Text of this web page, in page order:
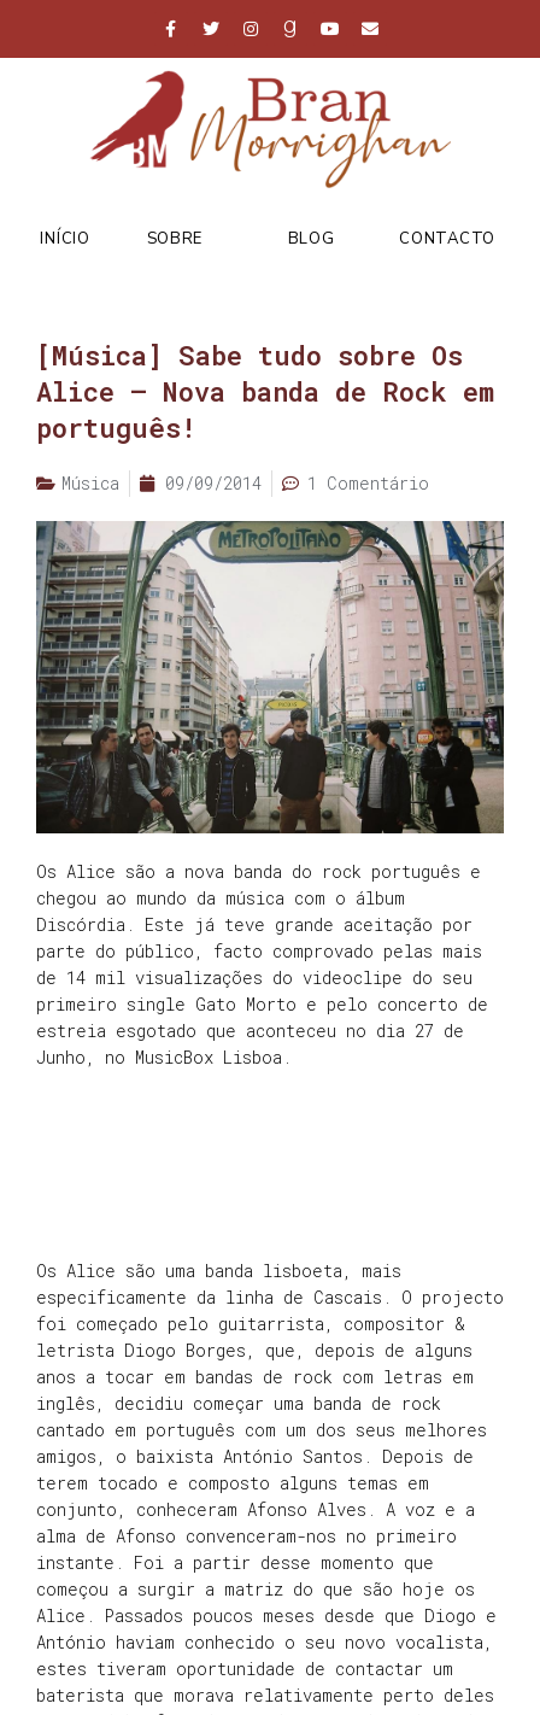
INÍCIO SOBRE BLOG CONTACTO
[Música] Sabe tudo sobre Os
Alice – Nova banda de Rock em
português!
Música 09/09/2014 1 Comentário
Os Alice são a nova banda do rock português e
chegou ao mundo da música com o álbum
Discórdia. Este já teve grande aceitação por
parte do público, facto comprovado pelas mais
de 14 mil visualizações do videoclipe do seu
primeiro single Gato Morto e pelo concerto de
estreia esgotado que aconteceu no dia 27 de
Junho, no MusicBox Lisboa.
Os Alice são uma banda lisboeta, mais
especificamente da linha de Cascais. O projecto
foi começado pelo guitarrista, compositor &
letrista Diogo Borges, que, depois de alguns
anos a tocar em bandas de rock com letras em
inglês, decidiu começar uma banda de rock
cantado em português com um dos seus melhores
amigos, o baixista António Santos. Depois de
terem tocado e composto alguns temas em
conjunto, conheceram Afonso Alves. A voz e a
alma de Afonso convenceram-nos no primeiro
instante. Foi a partir desse momento que
começou a surgir a matriz do que são hoje os
Alice. Passados poucos meses desde que Diogo e
António haviam conhecido o seu novo vocalista,
estes tiveram oportunidade de contactar um
baterista que morava relativamente perto deles